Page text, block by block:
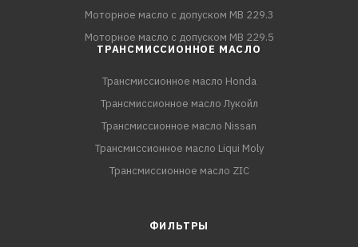
Моторное масло с допуском MB 229.3
Моторное масло с допуском MB 229.5
ТРАНСМИССИОННОЕ МАСЛО
Трансмиссионное масло Honda
Трансмиссионное масло Лукойл
Трансмиссионное масло Nissan
Трансмиссионное масло Liqui Moly
Трансмиссионное масло ZIC
ФИЛЬТРЫ